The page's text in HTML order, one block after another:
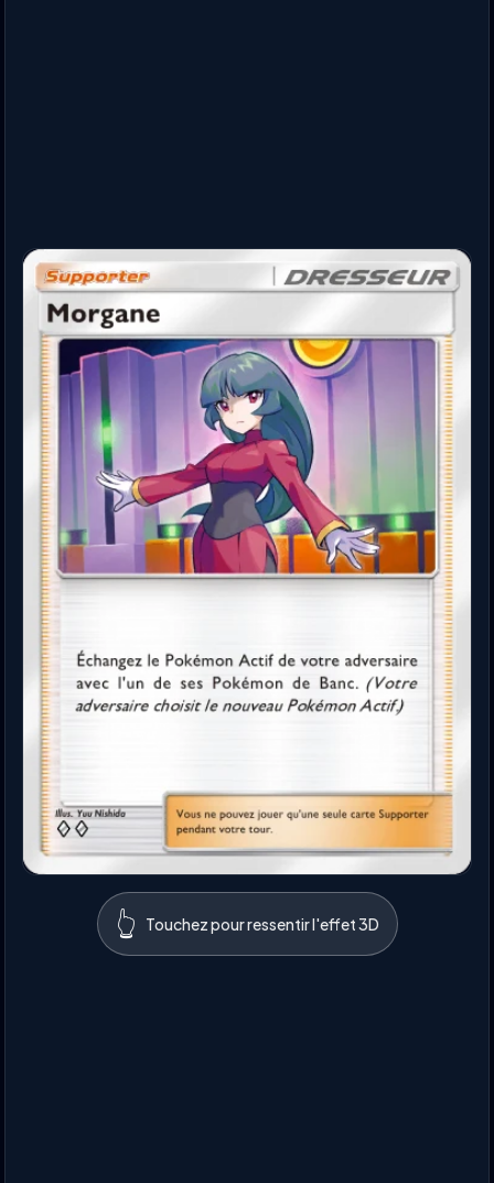
👆 Touchez pour ressentir l'effet 3D